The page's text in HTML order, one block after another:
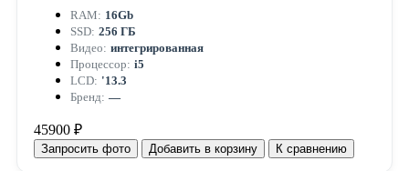
RAM: 16Gb
SSD: 256 ГБ
Видео: интегрированная
Процессор: i5
LCD: '13.3
Бренд: —
45900 ₽
Запросить фото Добавить в корзину К сравнению